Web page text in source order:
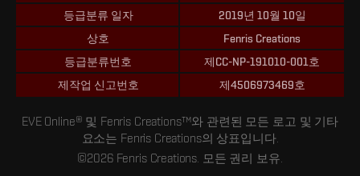
등급분류 일자
2019년 10월 10일
상호
Fenris Creations
등급분류번호
제CC-NP-191010-001호
제작업 신고번호
제4506973469호
EVE Online® 및 Fenris Creations™와 관련된 모든 로고 및 기타
요소는 Fenris Creations의 상표입니다.
©2026 Fenris Creations. 모든 권리 보유.